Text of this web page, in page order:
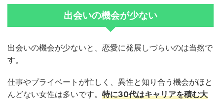
出会いの機会が少ない
出会いの機会が少ないと、恋愛に発展しづらいのは当然で
す。
仕事やプライベートが忙しく、異性と知り合う機会がほと
んどない女性は多いです。 特に30代はキャリアを積む大